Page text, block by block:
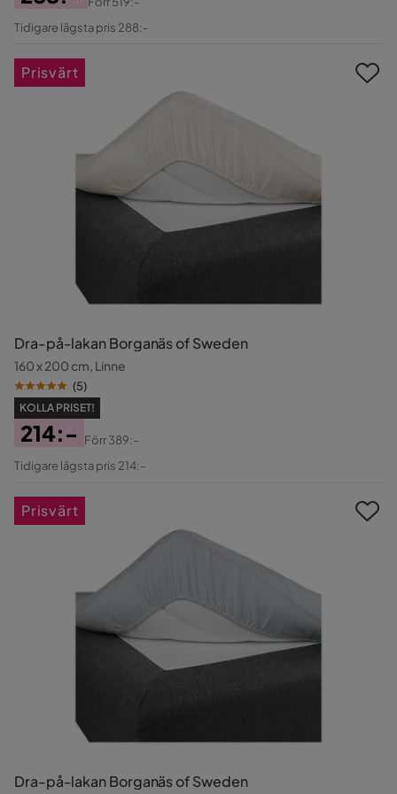
Pris
Original
Tidigare lägsta pris 288:-
Dra-på-lakan Borganäs of Sweden
160 x 200 cm, Linne
(5)
KOLLA PRISET!
Pris
214:-
Original
Förr389:-
Tidigare lägsta pris 214:-
Prisvärt
Dra-på-lakan Borganäs of Sweden
Prisvärt